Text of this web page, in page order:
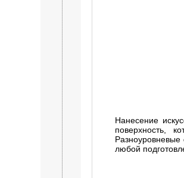
Нанесение
поверхность,
любой